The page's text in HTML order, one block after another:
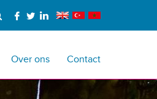
Over ons Contact